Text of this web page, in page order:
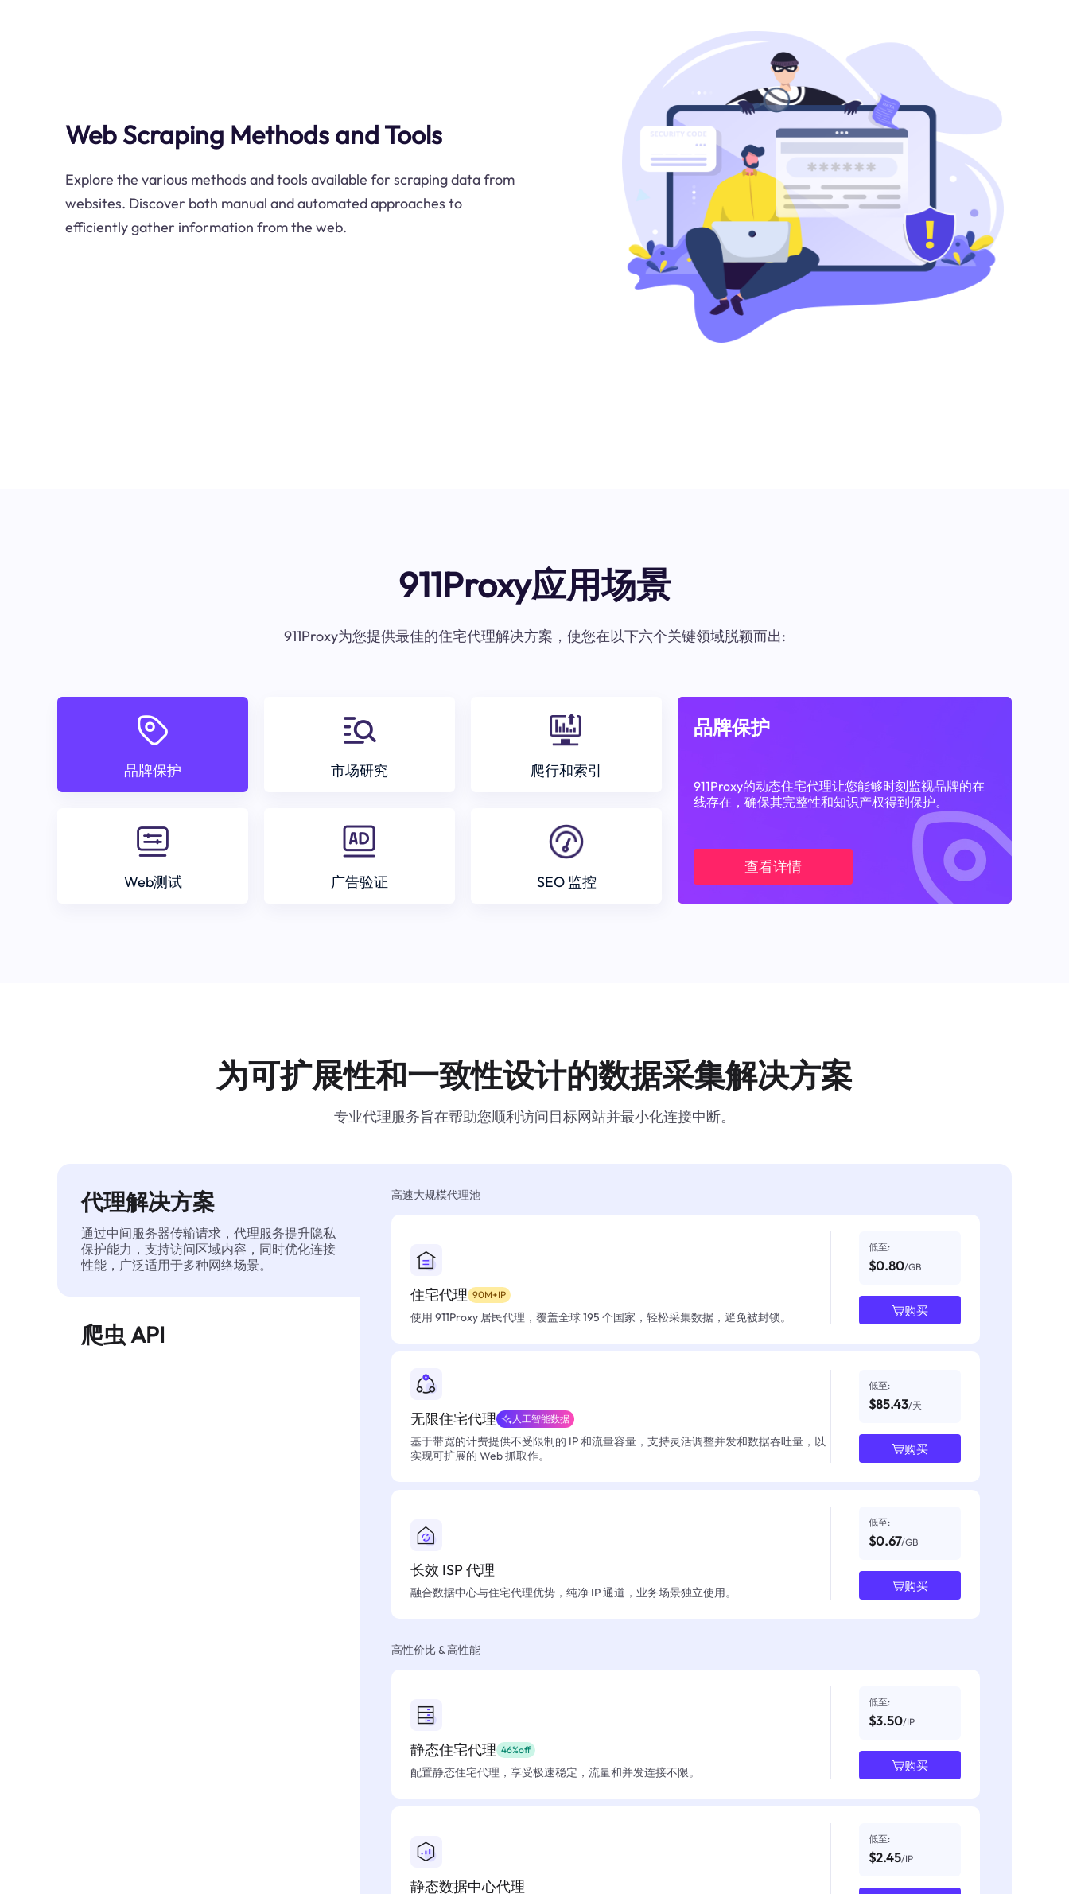
Web Scraping Methods and Tools
Explore the various methods and tools available for scraping data from
websites. Discover both manual and automated approaches to
efficiently gather information from the web.
911Proxy应用场景
911Proxy为您提供最佳的住宅代理解决方案，使您在以下六个关键领域脱颖而出:
品牌保护 市场研究 爬行和索引
Web测试 广告验证 SEO 监控
品牌保护
911Proxy的动态住宅代理让您能够时刻监视品牌的在
线存在，确保其完整性和知识产权得到保护。
查看详情
为可扩展性和一致性设计的数据采集解决方案
专业代理服务旨在帮助您顺利访问目标网站并最小化连接中断。
代理解决方案
通过中间服务器传输请求，代理服务提升隐私
保护能力，支持访问区域内容，同时优化连接
性能，广泛适用于多种网络场景。
爬虫 API
高速大规模代理池
住宅代理 90M+IP
使用 911Proxy 居民代理，覆盖全球 195 个国家，轻松采集数据，避免被封锁。
低至:
$0.80/GB
购买
无限住宅代理 人工智能数据
基于带宽的计费提供不受限制的 IP 和流量容量，支持灵活调整并发和数据吞吐量，以
实现可扩展的 Web 抓取作。
低至:
$85.43/天
购买
长效 ISP 代理
融合数据中心与住宅代理优势，纯净 IP 通道，业务场景独立使用。
低至:
$0.67/GB
购买
高性价比 & 高性能
静态住宅代理 46%off
配置静态住宅代理，享受极速稳定，流量和并发连接不限。
低至:
$3.50/IP
购买
静态数据中心代理
低至:
$2.45/IP